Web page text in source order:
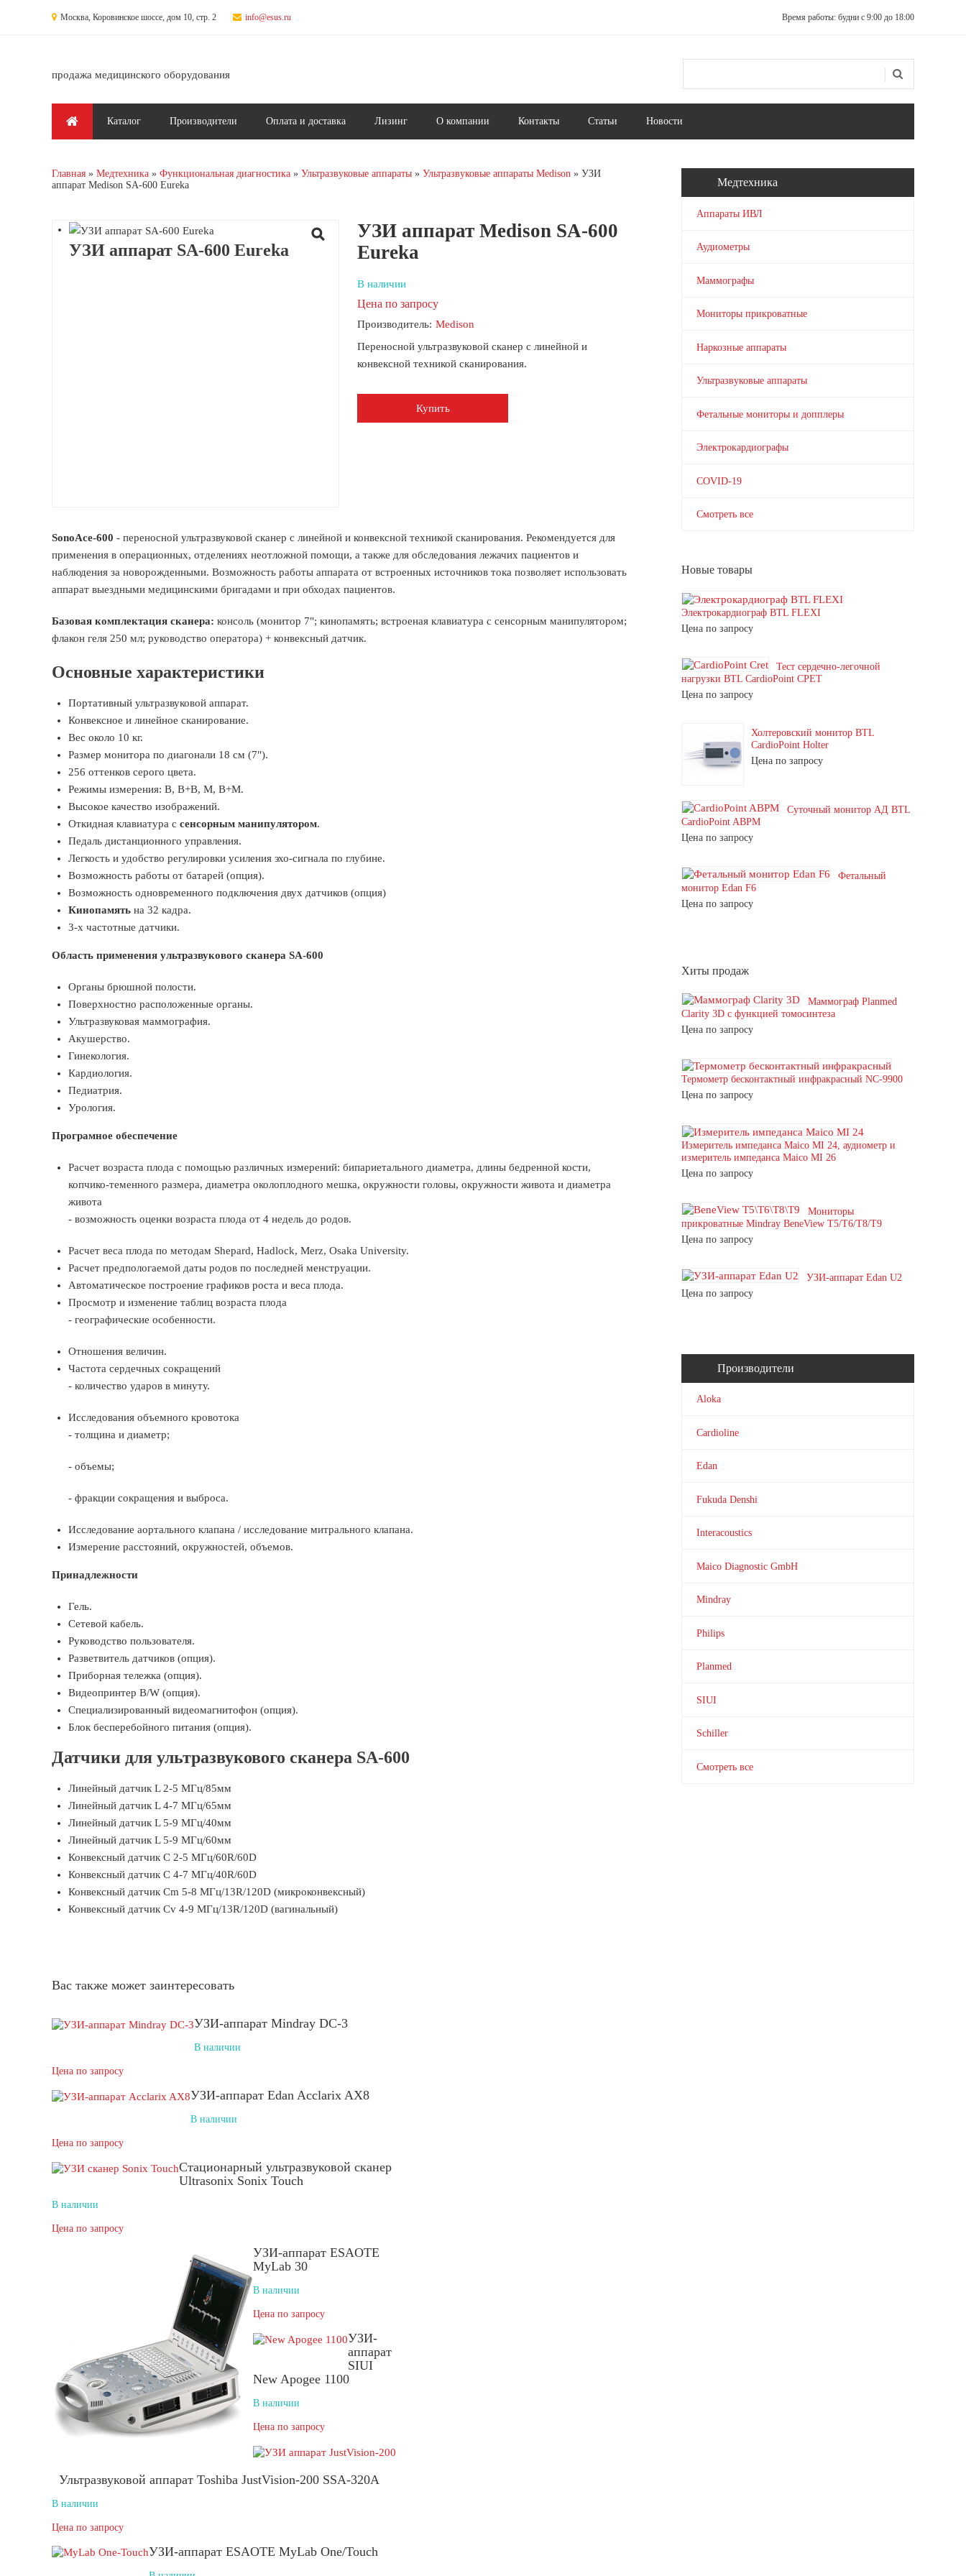
Москва, Коровинское шоссе, дом 10, стр. 2 info@esus.ru Время работы: будни с 9:00 до 18:00
продажа медицинского оборудования
Главное менюКаталог Производители Оплата и доставка Лизинг О компании Контакты Статьи Новости
Главная Медтехника Функциональная диагностика Ультразвуковые аппараты Ультразвуковые аппараты Medison
УЗИ
аппарат Medison SA-600 Eureka
УЗИ аппарат SA-600 Eureka
УЗИ аппарат Medison SA-600
Eureka
В наличии
Цена по запросу
Производитель: Medison
Переносной ультразвуковой сканер с линейной и
конвексной техникой сканирования.
Купить
SonoAce-600 - переносной ультразвуковой сканер с линейной и конвексной техникой сканирования. Рекомендуется для
применения в операционных, отделениях неотложной помощи, а также для обследования лежачих пациентов и
наблюдения за новорожденными. Возможность работы аппарата от встроенных источников тока позволяет использовать
аппарат выездными медицинскими бригадами и при обходах пациентов.
Базовая комплектация сканера: консоль (монитор 7"; кинопамять; встроеная клавиатура с сенсорным манипулятором;
флакон геля 250 мл; руководство оператора) + конвексный датчик.
Основные характеристики
Портативный ультразвуковой аппарат.
Конвексное и линейное сканирование.
Вес около 10 кг.
Размер монитора по диагонали 18 см (7").
256 оттенков серого цвета.
Режимы измерения: B, B+B, M, B+M.
Высокое качество изображений.
Откидная клавиатура с сенсорным манипулятором.
Педаль дистанционного управления.
Легкость и удобство регулировки усиления эхо-сигнала по глубине.
Возможность работы от батарей (опция).
Возможность одновременного подключения двух датчиков (опция)
Кинопамять на 32 кадра.
3-х частотные датчики.
Область применения ультразвукового сканера SA-600
Органы брюшной полости.
Поверхностно расположенные органы.
Ультразвуковая маммография.
Акушерство.
Гинекология.
Кардиология.
Педиатрия.
Урология.
Програмное обеспечение
Расчет возраста плода с помощью различных измерений: бипариетального диаметра, длины бедренной кости,
копчико-теменного размера, диаметра околоплодного мешка, окружности головы, окружности живота и диаметра
живота
- возможность оценки возраста плода от 4 недель до родов.
Расчет веса плода по методам Shepard, Hadlock, Merz, Osaka University.
Расчет предпологаемой даты родов по последней менструации.
Автоматическое построение графиков роста и веса плода.
Просмотр и изменение таблиц возраста плода
- географические особенности.
Отношения величин.
Частота сердечных сокращений
- количество ударов в минуту.
Исследования объемного кровотока
- толщина и диаметр;
- объемы;
- фракции сокращения и выброса.
Исследование аортального клапана / исследование митрального клапана.
Измерение расстояний, окружностей, объемов.
Принадлежности
Гель.
Сетевой кабель.
Руководство пользователя.
Разветвитель датчиков (опция).
Приборная тележка (опция).
Видеопринтер B/W (опция).
Специализированный видеомагнитофон (опция).
Блок бесперебойного питания (опция).
Датчики для ультразвукового сканера SA-600
Линейный датчик L 2-5 МГц/85мм
Линейный датчик L 4-7 МГц/65мм
Линейный датчик L 5-9 МГц/40мм
Линейный датчик L 5-9 МГц/60мм
Конвексный датчик C 2-5 МГц/60R/60D
Конвексный датчик C 4-7 МГц/40R/60D
Конвексный датчик Cm 5-8 МГц/13R/120D (микроконвексный)
Конвексный датчик Cv 4-9 МГц/13R/120D (вагинальный)
Медтехника
Аппараты ИВЛ
Аудиометры
Маммографы
Мониторы прикроватные
Наркозные аппараты
Ультразвуковые аппараты
Фетальные мониторы и допплеры
Электрокардиографы
COVID-19
Смотреть все
Новые товары
Электрокардиограф BTL FLEXI
Цена по запросу
Тест сердечно-легочной
нагрузки BTL CardioPoint CPET
Цена по запросу
Холтеровский монитор BTL
CardioPoint Holter
Цена по запросу
Суточный монитор АД BTL
CardioPoint ABPM
Цена по запросу
Фетальный
монитор Edan F6
Цена по запросу
Хиты продаж
Маммограф Planmed
Clarity 3D с функцией томосинтеза
Цена по запросу
Термометр бесконтактный инфракрасный NC-9900
Цена по запросу
Измеритель импеданса Maico MI 24, аудиометр и
измеритель импеданса Maico MI 26
Цена по запросу
Мониторы
прикроватные Mindray BeneView T5/T6/T8/T9
Цена по запросу
УЗИ-аппарат Edan U2
Цена по запросу
Производители
Aloka
Cardioline
Edan
Fukuda Denshi
Interacoustics
Maico Diagnostic GmbH
Mindray
Philips
Planmed
SIUI
Schiller
Смотреть все
Вас также может заинтересовать
УЗИ-аппарат Mindray DC-3
В наличии
Цена по запросу
УЗИ-аппарат Edan Acclarix AX8
В наличии
Цена по запросу
Стационарный ультразвуковой сканер
Ultrasonix Sonix Touch
В наличии
Цена по запросу
УЗИ-аппарат ESAOTE
MyLab 30
В наличии
Цена по запросу
УЗИ-
аппарат
SIUI
New Apogee 1100
В наличии
Цена по запросу
Ультразвуковой аппарат Toshiba JustVision-200 SSA-320A
В наличии
Цена по запросу
УЗИ-аппарат ESAOTE MyLab One/Touch